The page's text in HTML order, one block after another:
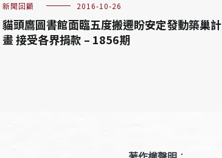
新聞回顧 2016-10-26
貓頭鷹圖書館面臨五度搬遷盼安定發動築巢計
畫 接受各界捐款 – 1856期